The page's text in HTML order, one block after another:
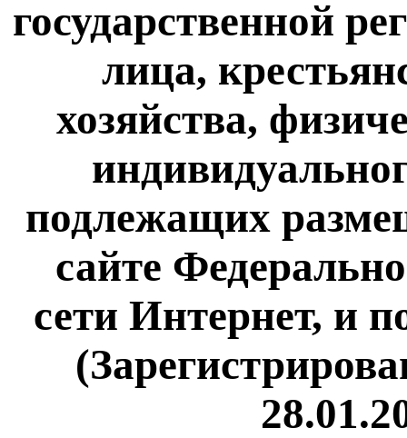
государственной
лица,
хозяйства,
подлежащих
сайте
сети Интернет, и